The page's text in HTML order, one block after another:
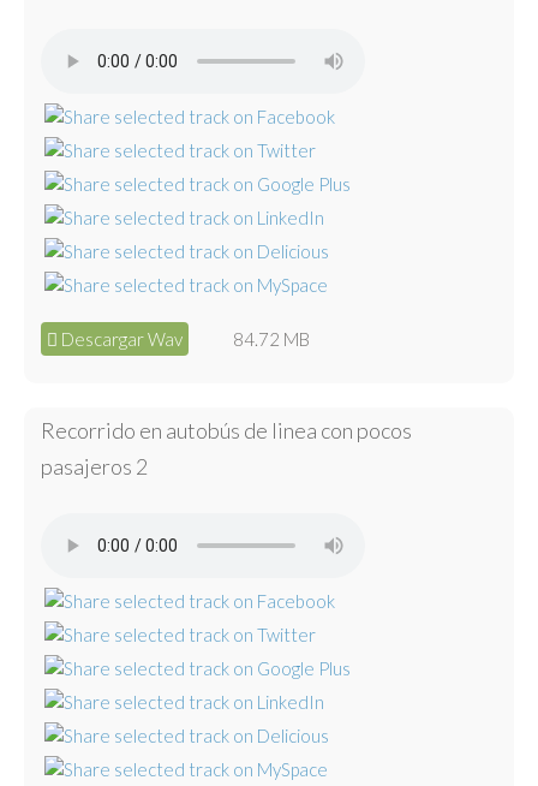
Descargar Wav 84.72 MB
Recorrido en autobús de linea con pocos
pasajeros 2